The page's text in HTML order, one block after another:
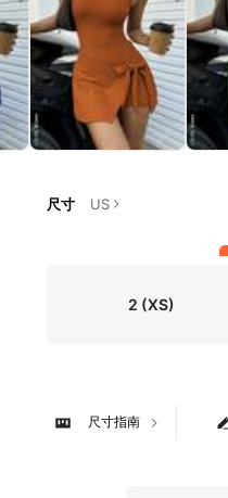
尺寸 US
2 (XS)
尺寸指南